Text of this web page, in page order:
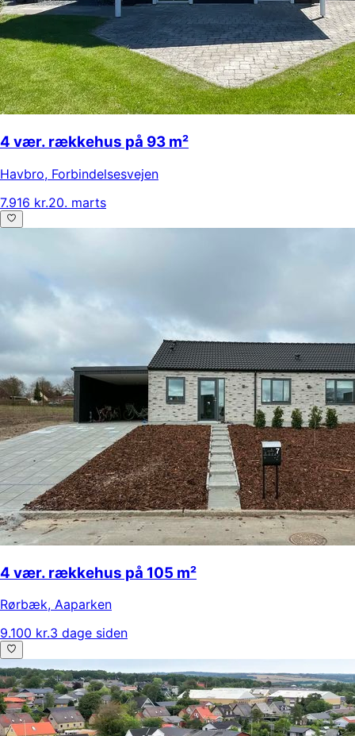
4 vær. rækkehus på 93 m²
Havbro, Forbindelsesvejen
7.916 kr.20. marts
4 vær. rækkehus på 105 m²
Rørbæk, Aaparken
9.100 kr.3 dage siden